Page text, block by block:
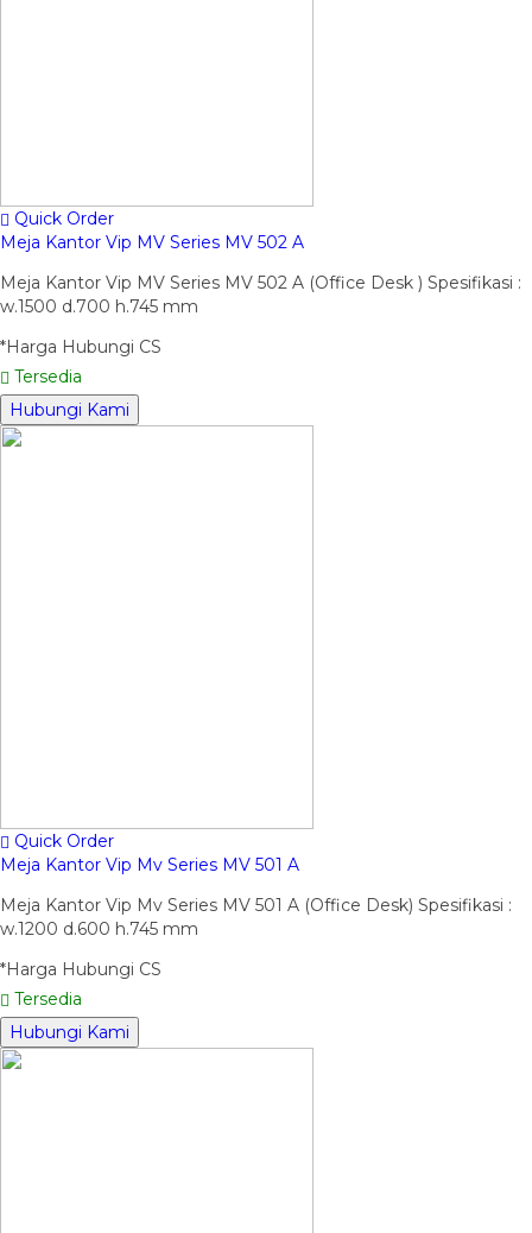
Quick Order
Meja Kantor Vip MV Series MV 502 A
Meja Kantor Vip MV Series MV 502 A (Office Desk ) Spesifikasi :
w.1500 d.700 h.745 mm
*Harga Hubungi CS
Tersedia
Hubungi Kami
Quick Order
Meja Kantor Vip Mv Series MV 501 A
Meja Kantor Vip Mv Series MV 501 A (Office Desk) Spesifikasi :
w.1200 d.600 h.745 mm
*Harga Hubungi CS
Tersedia
Hubungi Kami